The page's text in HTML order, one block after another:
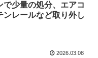
で少量の処分、エアコ
ンレールなど取り外し
2026.03.08